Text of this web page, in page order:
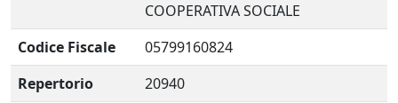
COOPERATIVA SOCIALE
Codice Fiscale
05799160824
Repertorio
20940